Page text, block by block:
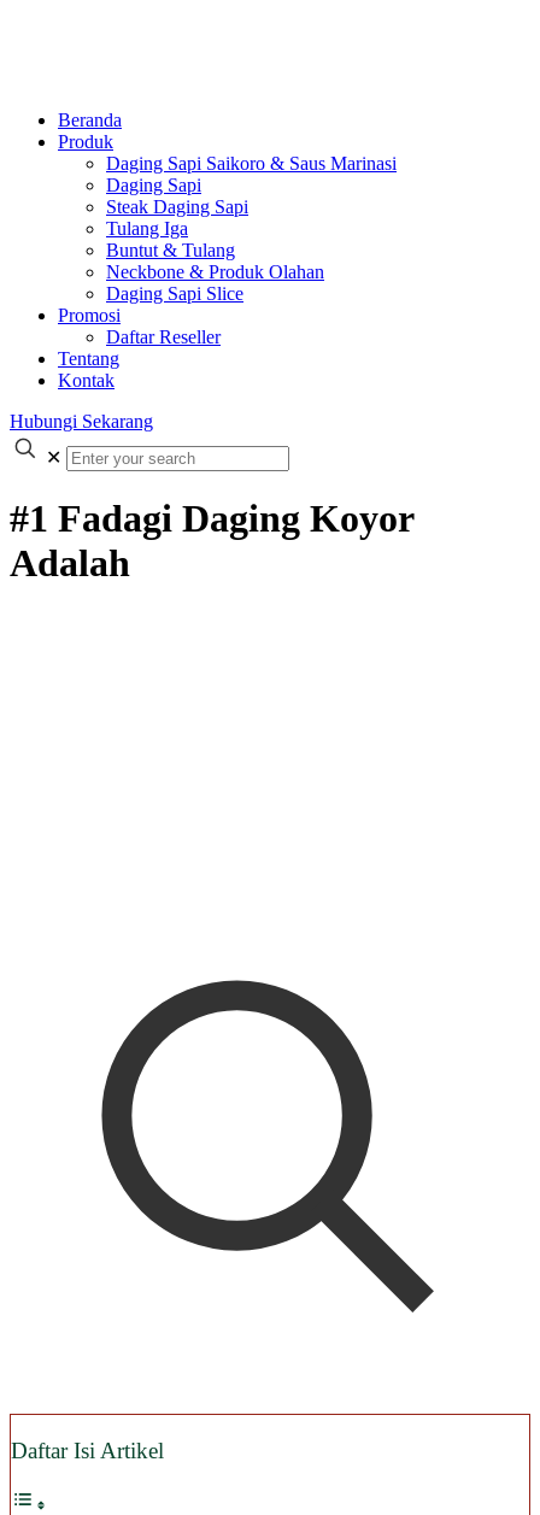
Beranda
Produk
Daging Sapi Saikoro & Saus Marinasi
Daging Sapi
Steak Daging Sapi
Tulang Iga
Buntut & Tulang
Neckbone & Produk Olahan
Daging Sapi Slice
Promosi
Daftar Reseller
Tentang
Kontak
Hubungi Sekarang
✕
#1 Fadagi Daging Koyor
Adalah
Daftar Isi Artikel